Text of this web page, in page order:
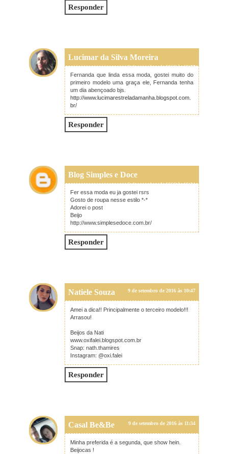
Responder
Lucimar da Silva Moreira
9 de setembro de 2016 às 09:57
Fernanda que linda essa moda, gostei muito do
primeiro modelo uma graça ele, Fernanda tenha
um dia abençoado bjs.
http://www.lucimarestreladamanha.blogspot.com.
br/
Responder
Blog Simples e Doce
9 de setembro de 2016 às 10:31
Fer essa moda eu ja gostei rsrs
Gosto de roupa nesse estilo *-*
Adorei o post
Beijo
http://www.simplesedoce.com.br/
Responder
Natiele Souza 9 de setembro de 2016 às 10:47
Amei a dica!! Principalmente o terceiro modelo!!!
Arrasou!
Beijos da Nati
www.oxifalei.blogspot.com.br
Snap: nath.thamires
Instagram: @oxi.falei
Responder
Casal Be&Be 9 de setembro de 2016 às 11:34
Minha preferida é a segunda, que show hein.
Beijocas !